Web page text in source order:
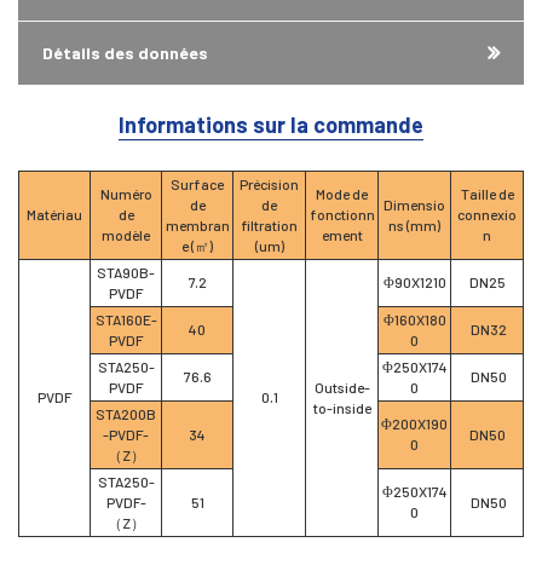
Détails des données
Informations sur la commande
Matériau
Numéro
de
modèle
Surface
de
membran
e (㎡)
Précision
de
filtration
(um)
Mode de
fonctionn
ement
Dimensio
ns (mm)
Taille de
connexio
n
PVDF
STA90B-
PVDF
7.2
0.1
Outside-
to-inside
Φ90X1210 DN25
STA160E-
PVDF
40
Φ160X180
0
DN32
STA250-
PVDF
76.6
Φ250X174
0
DN50
STA200B
-PVDF-
（Z）
34
Φ200X190
0
DN50
STA250-
PVDF-
（Z）
51
Φ250X174
0
DN50